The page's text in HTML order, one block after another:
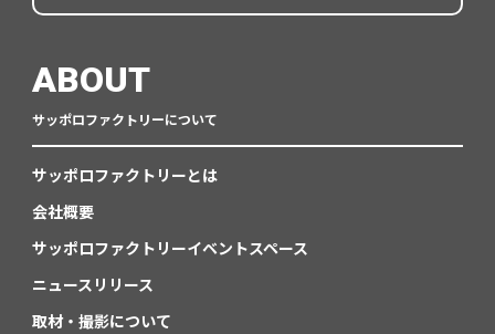
ABOUT
サッポロファクトリーについて
サッポロファクトリーとは
会社概要
サッポロファクトリーイベントスペース
ニュースリリース
取材・撮影について